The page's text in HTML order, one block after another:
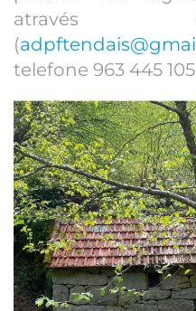
através
(
telefone 963 445